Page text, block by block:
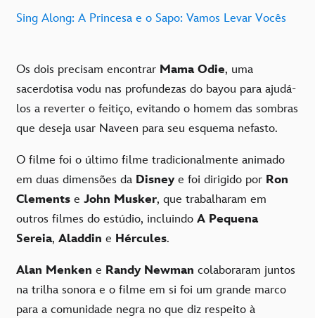
Sing Along: A Princesa e o Sapo: Vamos Levar Vocês
Os dois precisam encontrar Mama Odie, uma
sacerdotisa vodu nas profundezas do bayou para ajudá-
los a reverter o feitiço, evitando o homem das sombras
que deseja usar Naveen para seu esquema nefasto.
O filme foi o último filme tradicionalmente animado
em duas dimensões da Disney e foi dirigido por Ron
Clements e John Musker, que trabalharam em
outros filmes do estúdio, incluindo A Pequena
Sereia, Aladdin e Hércules.
Alan Menken e Randy Newman colaboraram juntos
na trilha sonora e o filme em si foi um grande marco
para a comunidade negra no que diz respeito à